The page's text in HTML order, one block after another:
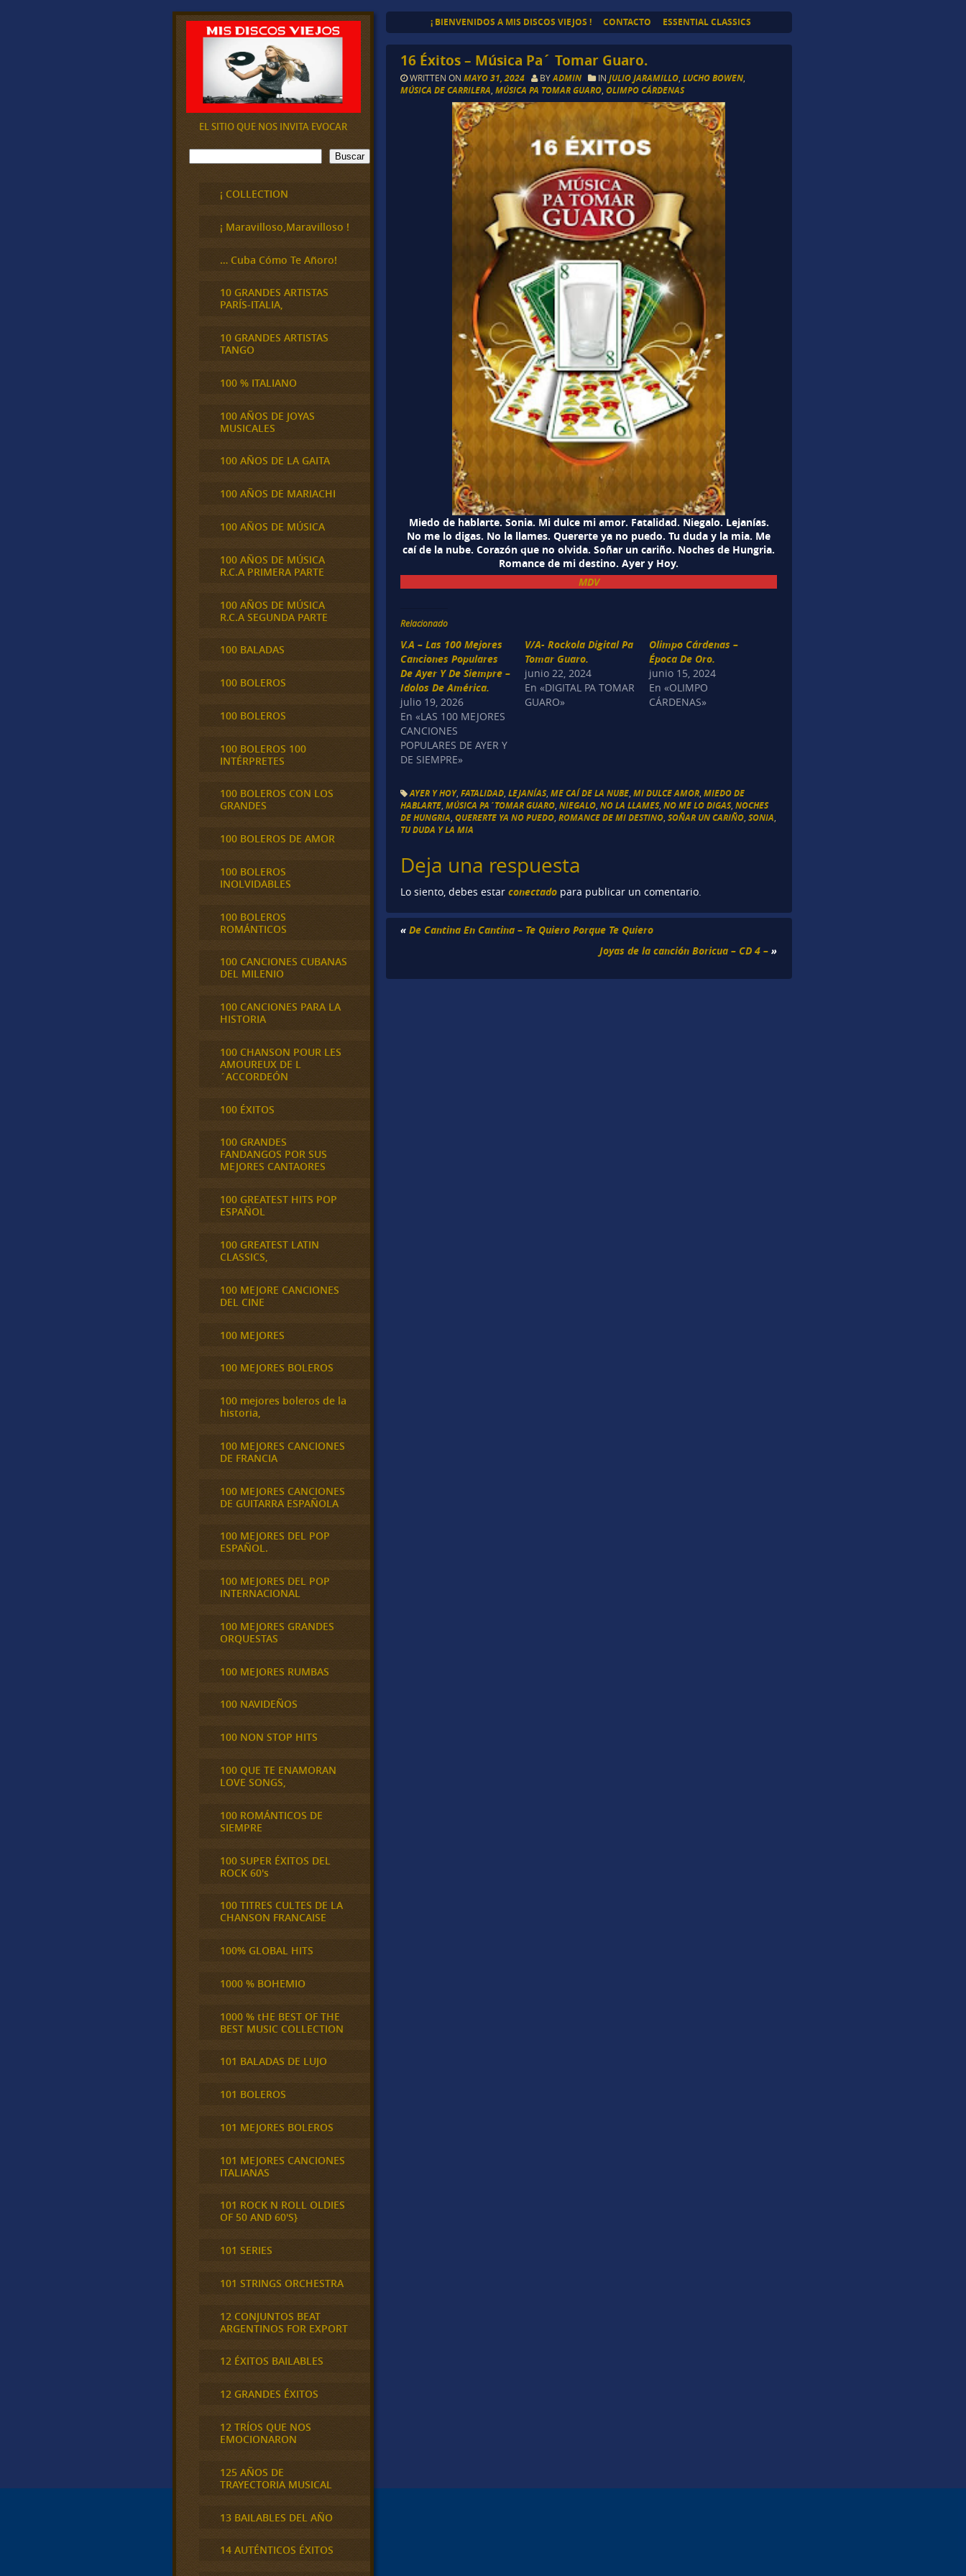
¡ BIENVENIDOS A MIS DISCOS VIEJOS ! CONTACTO ESSENTIAL CLASSICS
16 Éxitos – Música Pa´ Tomar Guaro.
WRITTEN ONMAYO 31, 2024 BYADMIN INJULIO JARAMILLO ,LUCHO BOWEN
MÚSICA DE CARRILERA ,MÚSICA PA TOMAR GUARO ,OLIMPO CÁRDENAS
Miedo de hablarte. Sonia. Mi dulce mi amor. Fatalidad. Niegalo. Lejanías.
No me lo digas. No la llames. Quererte ya no puedo. Tu duda y la mia. Me
caí de la nube. Corazón que no olvida. Soñar un cariño. Noches de Hungria.
Romance de mi destino. Ayer y Hoy.
MDV
Relacionado
V.A – Las 100 Mejores
Canciones Populares
De Ayer Y De Siempre –
Idolos De América.
julio 19, 2026
En «LAS 100 MEJORES
CANCIONES
POPULARES DE AYER Y
DE SIEMPRE»
V/A- Rockola Digital Pa
Tomar Guaro.
junio 22, 2024
En «DIGITAL PA TOMAR
GUARO»
Olimpo Cárdenas –
Época De Oro.
junio 15, 2024
En «OLIMPO
CÁRDENAS»
AYER Y HOY,FATALIDAD ,LEJANÍAS,ME CAÍ DE LA NUBE ,MI DULCE AMOR ,MIEDO DE
HABLARTE ,MÚSICA PA´TOMAR GUARO ,NIEGALO ,NO LA LLAMES,NO ME LO DIGAS,NOCHES
DE HUNGRIA ,QUERERTE YA NO PUEDO ,ROMANCE DE MI DESTINO ,SOÑAR UN CARIÑO ,SONIA
TU DUDA Y LA MIA
Deja una respuesta
Lo siento, debes estarconectado para publicar un comentario.
«De Cantina En Cantina – Te Quiero Porque Te Quiero
Joyas de la canción Boricua – CD 4 – »
EL SITIO QUE NOS INVITA EVOCAR
B
u
Buscar
¡ COLLECTION
¡ Maravilloso,Maravilloso !
… Cuba Cómo Te Añoro!
10 GRANDES ARTISTAS
PARÍS-ITALIA,
10 GRANDES ARTISTAS
TANGO
100 % ITALIANO
100 AÑOS DE JOYAS
MUSICALES
100 AÑOS DE LA GAITA
100 AÑOS DE MARIACHI
100 AÑOS DE MÚSICA
100 AÑOS DE MÚSICA
R.C.A PRIMERA PARTE
100 AÑOS DE MÚSICA
R.C.A SEGUNDA PARTE
100 BALADAS
100 BOLEROS
100 BOLEROS
100 BOLEROS 100
INTÉRPRETES
100 BOLEROS CON LOS
GRANDES
100 BOLEROS DE AMOR
100 BOLEROS
INOLVIDABLES
100 BOLEROS
ROMÁNTICOS
100 CANCIONES CUBANAS
DEL MILENIO
100 CANCIONES PARA LA
HISTORIA
100 CHANSON POUR LES
AMOUREUX DE L
´ACCORDEÓN
100 ÉXITOS
100 GRANDES
FANDANGOS POR SUS
MEJORES CANTAORES
100 GREATEST HITS POP
ESPAÑOL
100 GREATEST LATIN
CLASSICS,
100 MEJORE CANCIONES
DEL CINE
100 MEJORES
100 MEJORES BOLEROS
100 mejores boleros de la
historia,
100 MEJORES CANCIONES
DE FRANCIA
100 MEJORES CANCIONES
DE GUITARRA ESPAÑOLA
100 MEJORES DEL POP
ESPAÑOL.
100 MEJORES DEL POP
INTERNACIONAL
100 MEJORES GRANDES
ORQUESTAS
100 MEJORES RUMBAS
100 NAVIDEÑOS
100 NON STOP HITS
100 QUE TE ENAMORAN
LOVE SONGS,
100 ROMÁNTICOS DE
SIEMPRE
100 SUPER ÉXITOS DEL
ROCK 60's
100 TITRES CULTES DE LA
CHANSON FRANCAISE
100% GLOBAL HITS
1000 % BOHEMIO
1000 % tHE BEST OF THE
BEST MUSIC COLLECTION
101 BALADAS DE LUJO
101 BOLEROS
101 MEJORES BOLEROS
101 MEJORES CANCIONES
ITALIANAS
101 ROCK N ROLL OLDIES
OF 50 AND 60'S}
101 SERIES
101 STRINGS ORCHESTRA
12 CONJUNTOS BEAT
ARGENTINOS FOR EXPORT
12 ÉXITOS BAILABLES
12 GRANDES ÉXITOS
12 TRÍOS QUE NOS
EMOCIONARON
125 AÑOS DE
TRAYECTORIA MUSICAL
13 BAILABLES DEL AÑO
14 AUTÉNTICOS ÉXITOS